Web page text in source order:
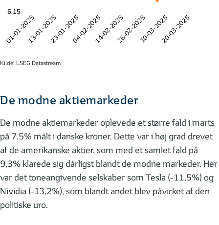
01-01-202513-01-202523-01-202504-02-202514-02-202526-02-202510-03-202520-03-2025
6,15
Kilde: LSEG Datastream
De modne aktiemarkeder
De modne aktiemarkeder oplevede et større fald i marts
på 7,5% målt i danske kroner. Dette var i høj grad drevet
af de amerikanske aktier, som med et samlet fald på
9,3% klarede sig dårligst blandt de modne markeder. Her
var det toneangivende selskaber som Tesla (-11,5%) og
Nividia (-13,2%), som blandt andet blev påvirket af den
politiske uro.